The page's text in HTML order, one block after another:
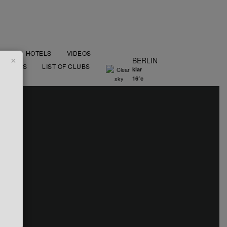
BERLIN
klar
16°c
HOTELS
VIDEOS
LIST OF CLUBS
×